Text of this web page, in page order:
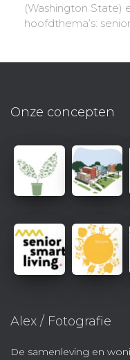
(Washington State)
hoofdthema’s:
Onze concepten
Alex / Fotografie
De samenleving en